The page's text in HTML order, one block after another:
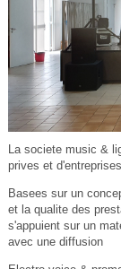
La societe music &
prives et
Basees sur un
et la qualite des
s'appuient sur un
avec une diffusion